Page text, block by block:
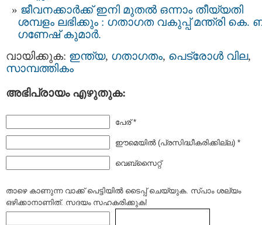
ജീവനക്കാർക്ക് ഇനി മുതൽ ഒന്നാം തീയ്യതി
ശമ്പളം ലഭിക്കും : ഗതാഗത വകുപ്പ് മന്ത്രി കെ.
ഗണേഷ് കുമാർ.
വായിക്കുക: ഇന്ത്യ, ഗതാഗതം, പെട്രോൾ വില,
സാമ്പത്തികം
അഭിപ്രായം എഴുതുക:
പേര് *
ഈമെയില്‍ (പ്രസിദ്ധീകരിക്കില്ല) *
വെബ്സൈറ്റ്
താഴെ കാണുന്ന വാക്ക് പെട്ടിയില്‍ ടൈപ്പ്‌ ചെയ്യുക. സ്പാം ശല്യം
ഒഴിക്കാനാണിത്. സദയം സഹകരിക്കുക!